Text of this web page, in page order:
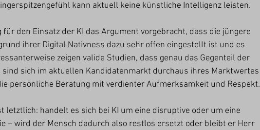
kann aktuell keine künstliche Intelligenz leisten.
den Einsatz der KI das Argument vorgebracht, dass die jüngere
ihrer Digital Nativness dazu sehr offen eingestellt ist und es
zeigen valide Studien, dass genau das Gegenteil der
sich im aktuellen Kandidatenmarkt durchaus ihres Marktwertes
persönliche Beratung mit verdienter Aufmerksamkeit und Respekt.
letztlich: handelt es sich bei KI um eine disruptive oder um eine
– wird der Mensch dadurch also restlos ersetzt oder bleibt er Herr